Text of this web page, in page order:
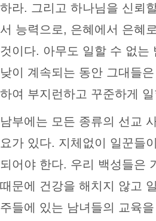
하라. 그리고 하나님을 신뢰
서 능력으로, 은혜에서 은혜
것이다. 아무도 일할 수 없는
낮이 계속되는 동안 그대들
하여 부지런하고 꾸준하게
남부에는 모든 종류의 선교
요가 있다. 지체없이 일꾼들
되어야 한다. 우리 백성들은
때문에 건강을 해치지 않고
주들에 있는 남녀들의 교육